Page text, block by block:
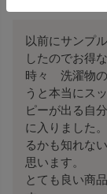
以前にサンプ
したのでお得
時々　洗濯物
うと本当にス
ピーが出る自
に入りました
るかも知れな
思います。
とても良い商